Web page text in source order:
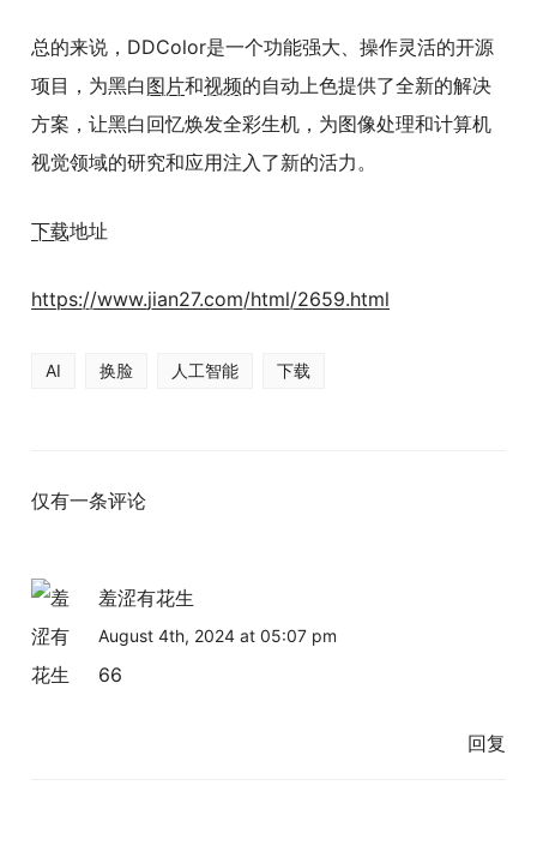
总的来说，DDColor是一个功能强大、操作灵活的开源
项目，为黑白图片和视频的自动上色提供了全新的解决
方案，让黑白回忆焕发全彩生机，为图像处理和计算机
视觉领域的研究和应用注入了新的活力。
下载地址
https://www.jian27.com/html/2659.html
AI 换脸 人工智能 下载
仅有一条评论
羞涩有花生
August 4th, 2024 at 05:07 pm
66
回复